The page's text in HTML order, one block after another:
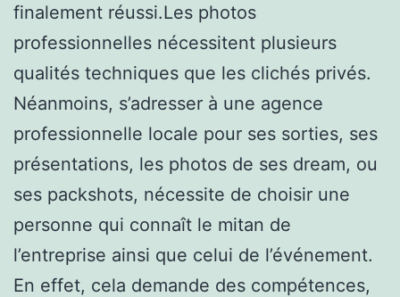
finalement réussi.Les photos
professionnelles nécessitent plusieurs
qualités techniques que les clichés privés.
Néanmoins, s’adresser à une agence
professionnelle locale pour ses sorties, ses
présentations, les photos de ses dream, ou
ses packshots, nécessite de choisir une
personne qui connaît le mitan de
l’entreprise ainsi que celui de l’événement.
En effet, cela demande des compétences,